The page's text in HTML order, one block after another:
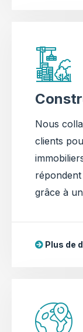
Nous
clients
grâce à
Plus de